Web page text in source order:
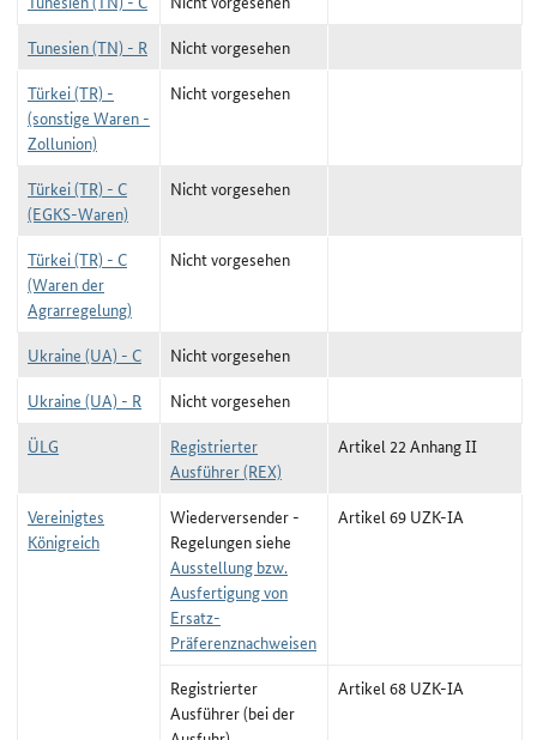
Tunesien (TN) - R
Nicht vorgesehen
Türkei (TR) -
(sonstige Waren -
Zollunion)
Nicht vorgesehen
Türkei (TR) - C
(EGKS-Waren)
Nicht vorgesehen
Türkei (TR) - C
(Waren der
Agrarregelung)
Nicht vorgesehen
Ukraine (UA) - C
Nicht vorgesehen
Ukraine (UA) - R
Nicht vorgesehen
ÜLG
Registrierter
Ausführer (REX)
Artikel 22 Anhang II
Vereinigtes
Königreich
Wiederversender -
Regelungen siehe
Ausstellung bzw.
Ausfertigung von
Ersatz-
Präferenznachweisen
Artikel 69 UZK-IA
Registrierter
Ausführer (bei der
Artikel 68 UZK-IA